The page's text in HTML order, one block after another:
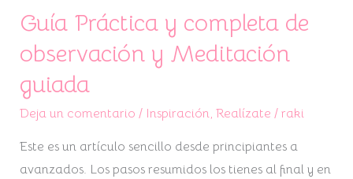
Guía Práctica y completa de
observación y Meditación
guiada
Deja un comentario / Inspiración, Realízate / raki
Este es un artículo sencillo desde principiantes a
avanzados. Los pasos resumidos los tienes al final y en